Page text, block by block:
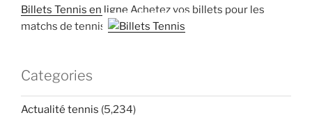
Billets Tennis en ligne Achetez vos billets pour les
matchs de tennis
Categories
Actualité tennis (5,234)